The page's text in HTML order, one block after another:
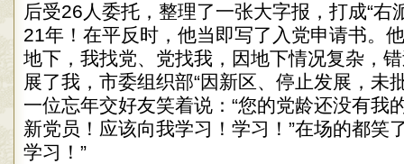
后受26人委托，整理了一张大字报，打成“右
21年！在平反时，他当即写了入党申请书。
地下，我找党、党找我，因地下情况复杂，
展了我，市委组织部“因新区、停止发展，未
一位忘年交好友笑着说：“您的党龄还没有我
新党员！应该向我学习！学习！”在场的都笑
学习！”